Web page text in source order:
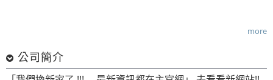
more
公司簡介